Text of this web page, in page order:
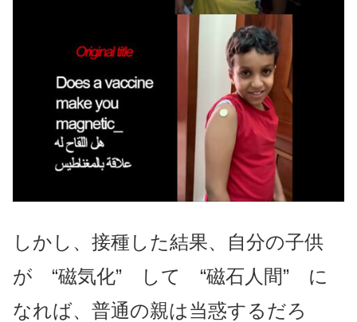
しかし、接種した結果、自分の子供
が “磁気化” して “磁石人間” に
なれば、普通の親は当惑するだろ